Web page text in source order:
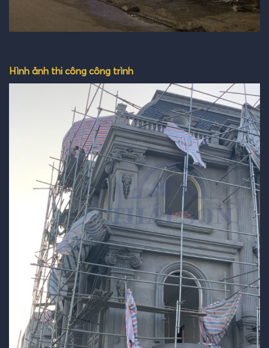
Hình ảnh thi công công trình